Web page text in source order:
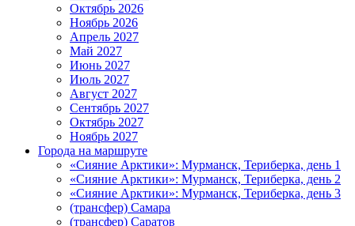
Октябрь 2026
Ноябрь 2026
Апрель 2027
Май 2027
Июнь 2027
Июль 2027
Август 2027
Сентябрь 2027
Октябрь 2027
Ноябрь 2027
Города на маршруте
«Сияние Арктики»: Мурманск, Териберка, день 1
«Сияние Арктики»: Мурманск, Териберка, день 2
«Сияние Арктики»: Мурманск, Териберка, день 3
(трансфер) Самара
(трансфер) Саратов